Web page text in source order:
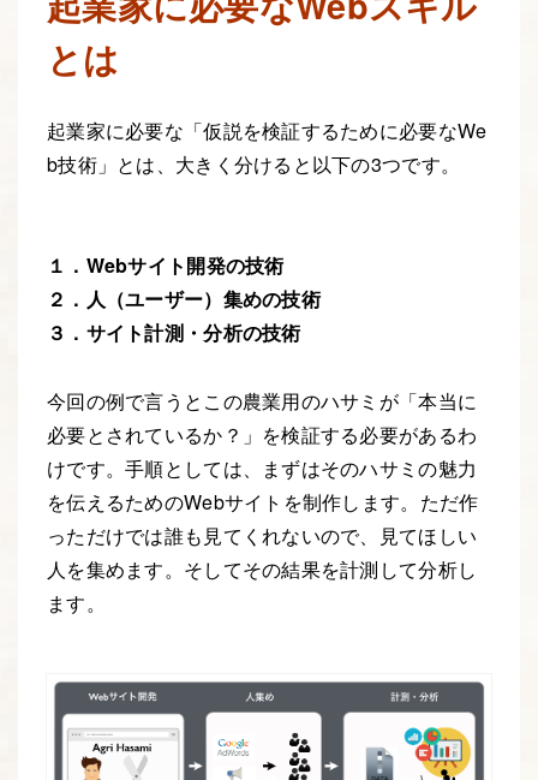
とは
起業家に必要な「仮説を検証するために必要なWe
b技術」とは、大きく分けると以下の3つです。
１．Webサイト開発の技術
２．人（ユーザー）集めの技術
３．サイト計測・分析の技術
今回の例で言うとこの農業用のハサミが「本当に
必要とされているか？」を検証する必要があるわ
けです。手順としては、まずはそのハサミの魅力
を伝えるためのWebサイトを制作します。ただ作
っただけでは誰も見てくれないので、見てほしい
人を集めます。そしてその結果を計測して分析し
ます。